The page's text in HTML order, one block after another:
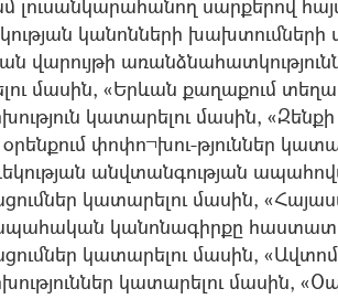
լուսանկարահանող սարքերով
կանոնների խախտումների
վարույթի
մասին, «Երևան քաղաքում
կատարելու մասին,
փոփո¬խու-թյուններ
անվտանգության
կատարելու մասին,
կանոնագիրքը
կատարելու մասին,
կատարելու մասին,